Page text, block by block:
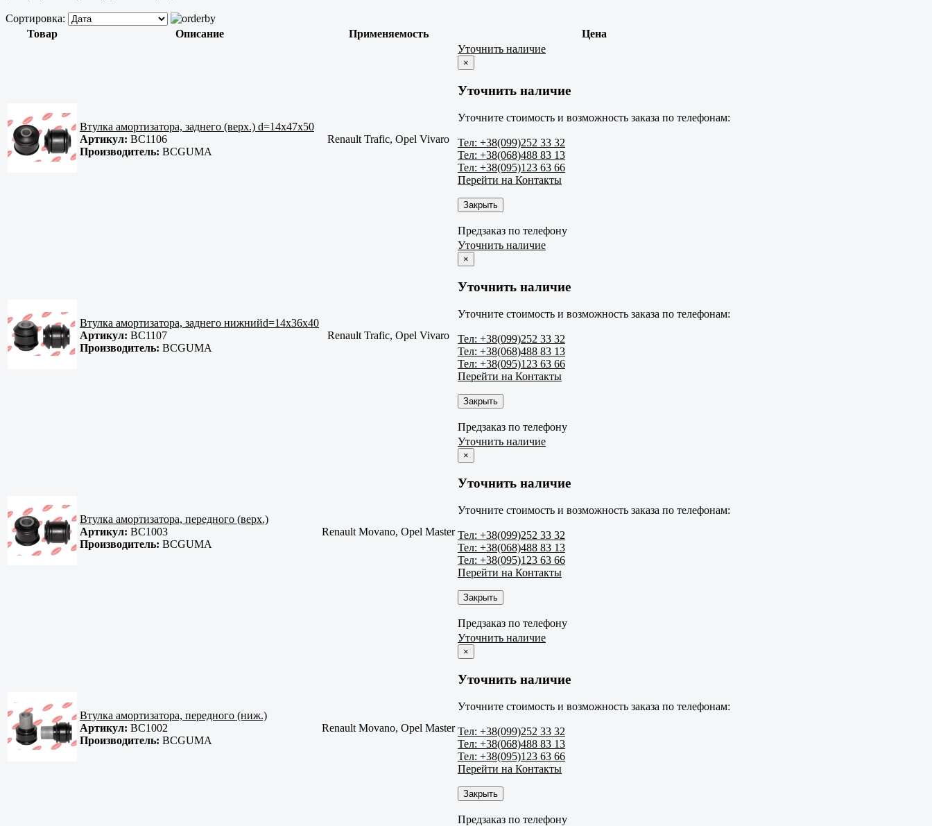
Сортировка:
Товар
Описание Применяемость Цена
Втулка амортизатора, заднего (верх.) d=14x47x50
Артикул: BC1106
Производитель: BCGUMA
Renault Trafic, Opel Vivaro
Уточнить наличие
×
Уточнить наличие
Уточните стоимость и возможность заказа по телефонам:
Тел: +38(099)252 33 32
Тел: +38(068)488 83 13
Тел: +38(095)123 63 66
Перейти на Контакты
Закрыть
Предзаказ по телефону
Втулка амортизатора, заднего нижнийd=14x36x40
Артикул: BC1107
Производитель: BCGUMA
Renault Trafic, Opel Vivaro
Уточнить наличие
×
Уточнить наличие
Уточните стоимость и возможность заказа по телефонам:
Тел: +38(099)252 33 32
Тел: +38(068)488 83 13
Тел: +38(095)123 63 66
Перейти на Контакты
Закрыть
Предзаказ по телефону
Втулка амортизатора, передного (верх.)
Артикул: BC1003
Производитель: BCGUMA
Renault Movano, Opel Master
Уточнить наличие
×
Уточнить наличие
Уточните стоимость и возможность заказа по телефонам:
Тел: +38(099)252 33 32
Тел: +38(068)488 83 13
Тел: +38(095)123 63 66
Перейти на Контакты
Закрыть
Предзаказ по телефону
Втулка амортизатора, передного (ниж.)
Артикул: BC1002
Производитель: BCGUMA
Renault Movano, Opel Master
Уточнить наличие
×
Уточнить наличие
Уточните стоимость и возможность заказа по телефонам:
Тел: +38(099)252 33 32
Тел: +38(068)488 83 13
Тел: +38(095)123 63 66
Перейти на Контакты
Закрыть
Предзаказ по телефону